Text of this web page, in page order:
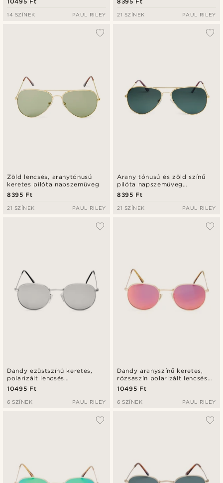
14 SZÍNEK PAUL RILEY 21 SZÍNEK PAUL RILEY
Zöld lencsés, aranytónusú
keretes pilóta napszemüveg
8395 Ft
21 SZÍNEK PAUL RILEY
Arany tónusú és zöld színű
pilóta napszemüveg
polarizált lencsékkel
8395 Ft
21 SZÍNEK PAUL RILEY
Dandy ezüstszínű keretes,
polarizált lencsés
napszemüveg
10495 Ft
6 SZÍNEK PAUL RILEY
Dandy aranyszínű keretes,
rózsaszín polarizált lencsés
napszemüveg
10495 Ft
6 SZÍNEK PAUL RILEY